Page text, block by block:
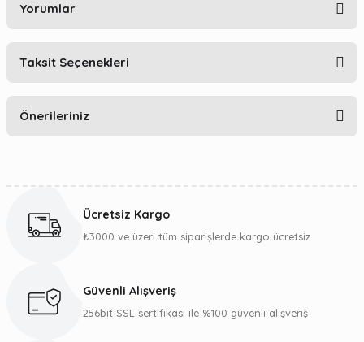
Yorumlar
Taksit Seçenekleri
Önerileriniz
Görüş ve önerileriniz için teşekkür ederiz.
Ürün bilgilerinde hatalar bulunuyor.
Ücretsiz Kargo
₺3000 ve üzeri tüm siparişlerde kargo ücretsiz
Güvenli Alışveriş
256bit SSL sertifikası ile %100 güvenli alışveriş